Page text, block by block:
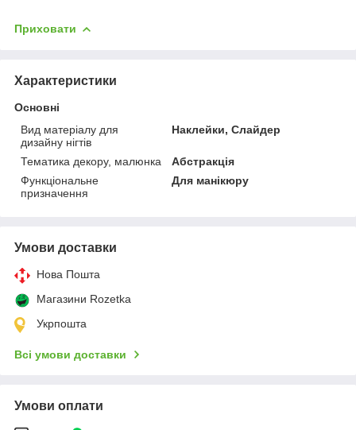
Приховати
Характеристики
Основні
Вид матеріалу для
дизайну нігтів
Наклейки, Слайдер
Тематика декору, малюнка
Абстракція
Функціональне
призначення
Для манікюру
Умови доставки
Нова Пошта
Магазини Rozetka
Укрпошта
Всі умови доставки
Умови оплати